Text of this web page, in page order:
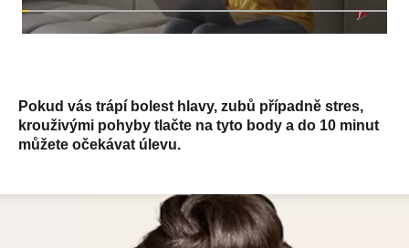
Pokud vás trápí bolest hlavy, zubů případně stres,
krouživými pohyby tlačte na tyto body a do 10 minut
můžete očekávat úlevu.